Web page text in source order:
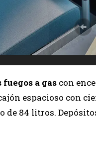
fuegos a gas con
espacioso con
de 84 litros.